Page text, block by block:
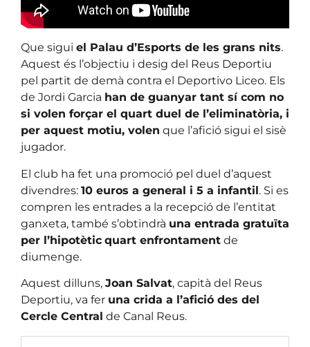
Que sigui el Palau d’Esports de les grans nits.
Aquest és l’objectiu i desig del Reus Deportiu
pel partit de demà contra el Deportivo Liceo. Els
de Jordi Garcia han de guanyar tant sí com no
si volen forçar el quart duel de l’eliminatòria, i
per aquest motiu, volen que l’afició sigui el sisè
jugador.
El club ha fet una promoció pel duel d’aquest
divendres: 10 euros a general i 5 a infantil. Si es
compren les entrades a la recepció de l’entitat
ganxeta, també s’obtindrà una entrada gratuïta
per l’hipotètic quart enfrontament de
diumenge.
Aquest dilluns, Joan Salvat, capità del Reus
Deportiu, va fer una crida a l’afició des del
Cercle Central de Canal Reus.